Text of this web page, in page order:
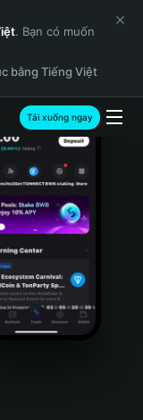
. Bạn có muốn
bằng Tiếng Việt
Tải xuống ngay